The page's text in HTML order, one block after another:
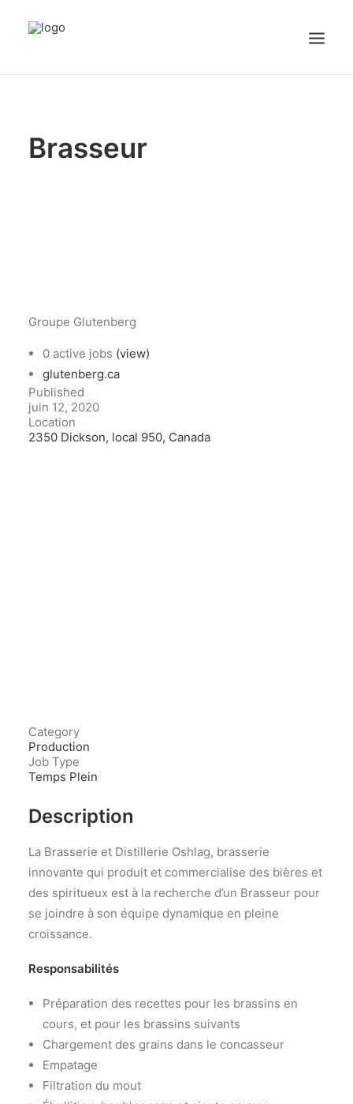
Emplois
Portail Candidat
sex videos
girl maid.free porn
Brasseur
Groupe Glutenberg
0 active jobs (view)
glutenberg.ca
Published
juin 12, 2020
Location
2350 Dickson, local 950, Canada
Category
Production
Job Type
Temps Plein
Description
La Brasserie et Distillerie Oshlag, brasserie
innovante qui produit et commercialise des bières et
des spiritueux est à la recherche d’un Brasseur pour
se joindre à son équipe dynamique en pleine
croissance.
Responsabilités
Préparation des recettes pour les brassins en
cours, et pour les brassins suivants
Chargement des grains dans le concasseur
Empatage
Filtration du mout